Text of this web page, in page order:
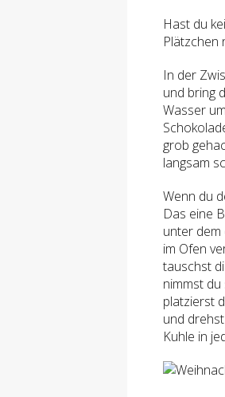
Hast du
Plätzchen
In der
und bring
Wasser
grob
langsam
Wenn du
Das eine
unter dem
im Ofen
tauschst
nimmst
platzierst
und
Kuhle in